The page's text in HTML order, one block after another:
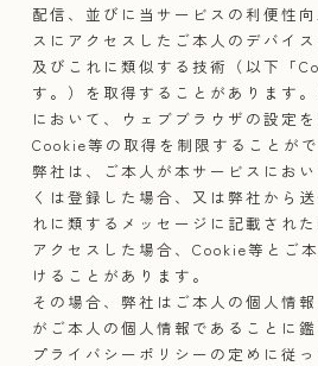
配信、並びに当サービスの利便性
スにアクセスしたご本人のデバイ
及びこれに類似する技術（以下「
す。）を取得することがあります
において、ウェブブラウザの設定
Cookie等の取得を制限することがで
弊社は、ご本人が本サービスにお
くは登録した場合、又は弊社から
れに類するメッセージに記載され
アクセスした場合、Cookie等とご
けることがあります。
その場合、弊社はご本人の個人情
がご本人の個人情報であることに
プライバシーポリシーの定めに従っ